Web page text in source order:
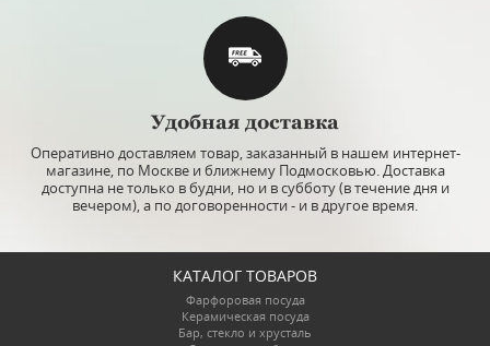
Удобная доставка
Оперативно доставляем товар, заказанный в нашем интернет-
магазине, по Москве и ближнему Подмосковью. Доставка
доступна не только в будни, но и в субботу (в течение дня и
вечером), а по договоренности - и в другое время.
КАТАЛОГ ТОВАРОВ
Фарфоровая посуда
Керамическая посуда
Бар, стекло и хрусталь